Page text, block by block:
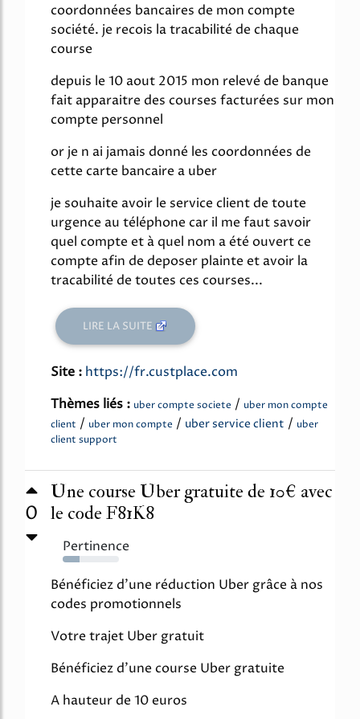
coordonnées bancaires de mon compte
société. je recois la tracabilité de chaque
course
depuis le 10 aout 2015 mon relevé de banque
fait apparaitre des courses facturées sur mon
compte personnel
or je n ai jamais donné les coordonnées de
cette carte bancaire a uber
je souhaite avoir le service client de toute
urgence au téléphone car il me faut savoir
quel compte et à quel nom a été ouvert ce
compte afin de deposer plainte et avoir la
tracabilité de toutes ces courses...
LIRE LA SUITE
Site : https://fr.custplace.com
Thèmes liés : uber compte societe / uber mon compte
client / uber mon compte / uber service client / uber
client support
0
Une course Uber gratuite de 10€ avec
le code F81K8
Pertinence
30%
Bénéficiez d'une réduction Uber grâce à nos
codes promotionnels
Votre trajet Uber gratuit
Bénéficiez d'une course Uber gratuite
A hauteur de 10 euros